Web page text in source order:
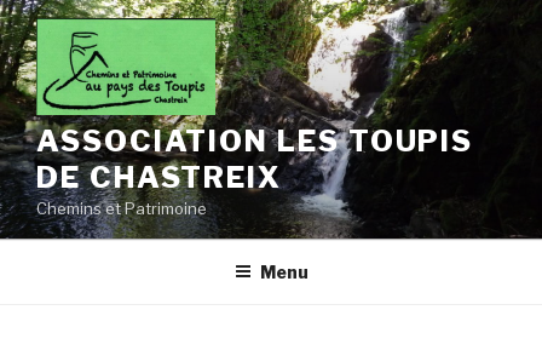
Aller
au
contenu
principal
ASSOCIATION LES TOUPIS
DE CHASTREIX
Chemins et Patrimoine
Menu